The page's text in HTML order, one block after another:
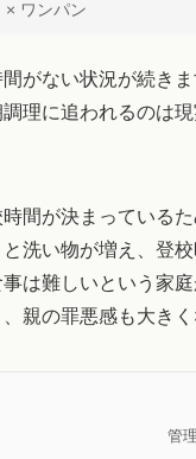
× ワンパン
がない状況が続き
理に追われるのは
間が決まっている
洗い物が増え、登
は難しいという家
親の罪悪感も大きく
管